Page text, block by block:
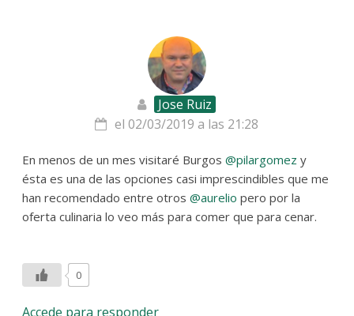
Jose Ruiz
el 02/03/2019 a las 21:28
En menos de un mes visitaré Burgos@pilargomez y
ésta es una de las opciones casi imprescindibles que me
han recomendado entre otros@aurelio pero por la
oferta culinaria lo veo más para comer que para cenar.
0
Accede para responder